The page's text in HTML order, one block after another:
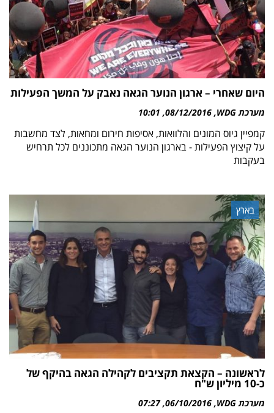
היום שאחרי – ארגון הנוער הגאה נאבק על המשך הפעילות
מערכת WDG 08/12/2016
10:01
קמפיין גיוס המונים והלוואות, אסיפות חירום ומחאות, לצד מחשבות
על קיצוץ הפעילות - בארגון הנוער הגאה מתכוננים לכל תרחיש
בעקבות
בארץ
לראשונה – הקצאת תקציבים לקהילה הגאה בהיקף של
כ-10 מיליון ש"ח
מערכת WDG 06/10/2016
07:27